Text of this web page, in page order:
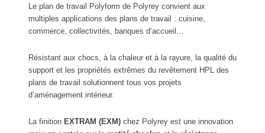
Le plan de travail Polyform de Polyrey convient aux
multiples applications des plans de travail : cuisine,
commerce, collectivités, banques d’accueil…
Résistant aux chocs, à la chaleur et à la rayure, la qualité du
support et les propriétés extrêmes du revêtement HPL des
plans de travail solutionnent tous vos projets
d’aménagement intérieur.
La finition EXTRAM (EXM) chez Polyrey est une innovation